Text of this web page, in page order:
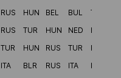
RUS HUN BEL BUL
TUR
RUS TUR HUN NED
ITA
TUR HUN RUS TUR
POL
ITA BLR RUS ITA POL